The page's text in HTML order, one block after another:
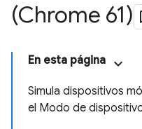
(Chrome 61)
En esta página
Simula dispositivos
el Modo de